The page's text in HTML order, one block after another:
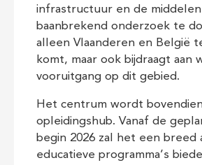
infrastructuur en de
baanbrekend onderzoek te
alleen Vlaanderen en België
komt, maar ook bijdraagt aan
vooruitgang op dit gebied.
Het centrum wordt
opleidingshub. Vanaf de
begin 2026 zal het een breed
educatieve programma’s